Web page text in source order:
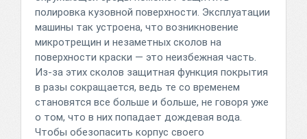
полировка кузовной поверхности. Эксплуатации
машины так устроена, что возникновение
микротрещин и незаметных сколов на
поверхности краски — это неизбежная часть.
Из-за этих сколов защитная функция покрытия
в разы сокращается, ведь те со временем
становятся все больше и больше, не говоря уже
о том, что в них попадает дождевая вода.
Чтобы обезопасить корпус своего